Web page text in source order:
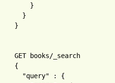
}
}
GET books
{
"query"
: {